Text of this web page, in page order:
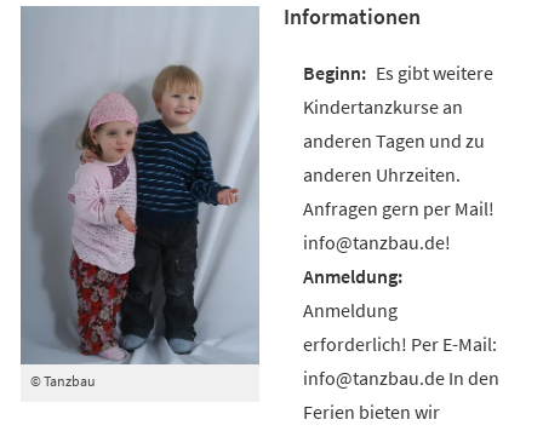
© Tanzbau
Informationen
Es gibt weitere
Kindertanzkurse an
anderen Tagen und zu
anderen Uhrzeiten.
Anfragen gern per Mail!
info@tanzbau.de!
Anmeldung
erforderlich! Per E-Mail:
info@tanzbau.de In den
Ferien bieten wir